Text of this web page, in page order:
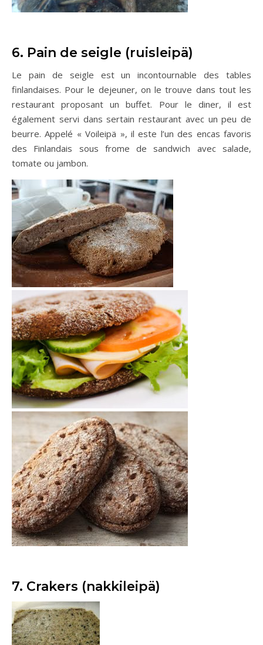
6. Pain de seigle (ruisleipä)
Le pain de seigle est un incontournable des tables
finlandaises. Pour le dejeuner, on le trouve dans tout les
restaurant proposant un buffet. Pour le diner, il est
également servi dans sertain restaurant avec un peu de
beurre. Appelé « Voileipä », il este l’un des encas favoris
des Finlandais sous frome de sandwich avec salade,
tomate ou jambon.
7. Crakers (nakkileipä)